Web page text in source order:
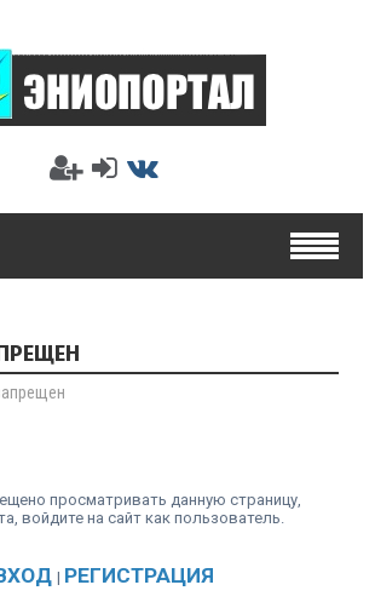
просматривать данную страницу,
войдите на сайт как пользователь.
| РЕГИСТРАЦИЯ